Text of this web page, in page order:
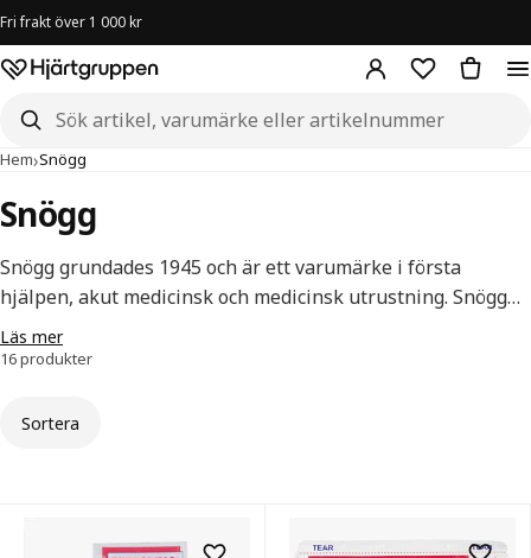
Fri frakt över 1 000 kr
Hjärtgruppen – startsida
Sök i butiken
Hem›Snögg
Snögg
Snögg grundades 1945 och är ett varumärke i första
hjälpen, akut medicinsk och medicinsk utrustning. Snögg
har egen produktion i Norge och med fokus på innovation
och kvalitet säkerställs ett attraktivt och uppskattat
Läs mer
16 produkter
Sortera